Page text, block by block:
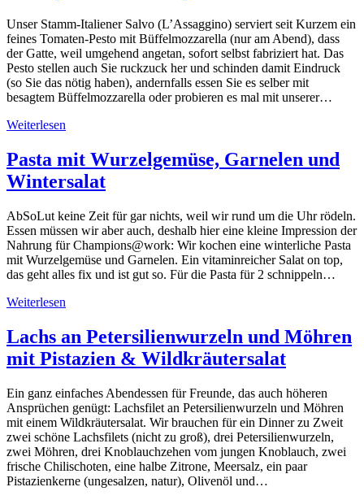
Unser Stamm-Italiener Salvo (L’Assaggino) serviert seit Kurzem ein
feines Tomaten-Pesto mit Büffelmozzarella (nur am Abend), dass
der Gatte, weil umgehend angetan, sofort selbst fabriziert hat. Das
Pesto stellen auch Sie ruckzuck her und schinden damit Eindruck
(so Sie das nötig haben), andernfalls essen Sie es selber mit
besagtem Büffelmozzarella oder probieren es mal mit unserer…
Weiterlesen
Pasta mit Wurzelgemüse, Garnelen und
Wintersalat
AbSoLut keine Zeit für gar nichts, weil wir rund um die Uhr rödeln.
Essen müssen wir aber auch, deshalb hier eine kleine Impression der
Nahrung für Champions@work: Wir kochen eine winterliche Pasta
mit Wurzelgemüse und Garnelen. Ein vitaminreicher Salat on top,
das geht alles fix und ist gut so. Für die Pasta für 2 schnippeln…
Weiterlesen
Lachs an Petersilienwurzeln und Möhren
mit Pistazien & Wildkräutersalat
Ein ganz einfaches Abendessen für Freunde, das auch höheren
Ansprüchen genügt: Lachsfilet an Petersilienwurzeln und Möhren
mit einem Wildkräutersalat. Wir brauchen für ein Dinner zu Zweit
zwei schöne Lachsfilets (nicht zu groß), drei Petersilienwurzeln,
zwei Möhren, drei Knoblauchzehen vom jungen Knoblauch, zwei
frische Chilischoten, eine halbe Zitrone, Meersalz, ein paar
Pistazienkerne (ungesalzen, natur), Olivenöl und…